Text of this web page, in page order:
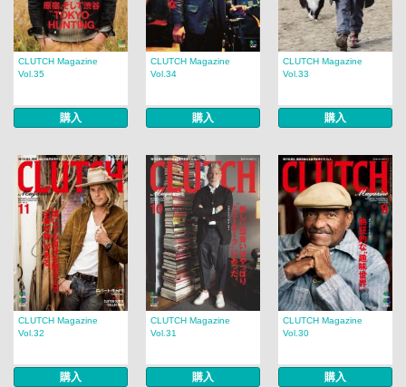
CLUTCH Magazine
Vol.35
購入
CLUTCH Magazine
Vol.34
購入
CLUTCH Magazine
Vol.33
購入
CLUTCH Magazine
Vol.32
購入
CLUTCH Magazine
Vol.31
購入
CLUTCH Magazine
Vol.30
購入